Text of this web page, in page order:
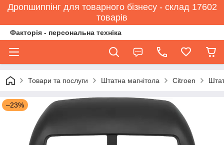
Дропшиппінг для товарного бізнесу - склад 17602
товарів
Факторія - персональна техніка
Товари та послуги Штатна магнітола Citroen
–23%